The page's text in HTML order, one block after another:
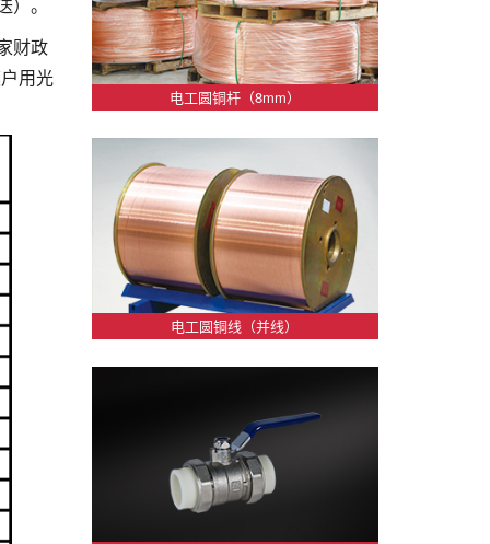
财政
用光
电工圆铜杆（8mm）
电工圆铜线（并线）